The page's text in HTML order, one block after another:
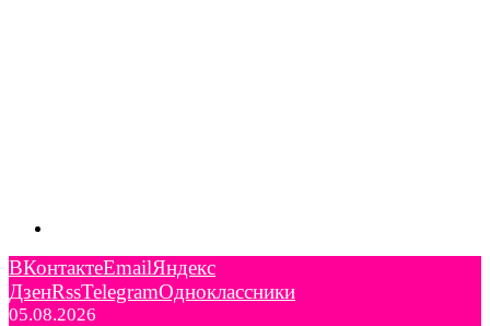
ВКонтактеEmailЯндекс
ДзенRssTelegramОдноклассники
05.08.2026